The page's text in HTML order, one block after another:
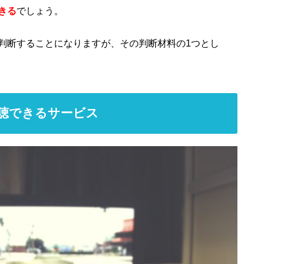
るでしょう。
断することになりますが、その判断材料の1つとし
できるサービス